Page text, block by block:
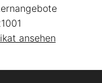
ansehen